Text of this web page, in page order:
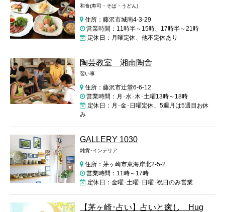
和食(寿司・そば・うどん)
住所：藤沢市城南4-3-29
営業時間：11時半～15時、17時半～21時
定休日：月曜定休、他不定休あり
陶芸教室 湘南陶舎
習い事
住所：藤沢市辻堂6-6-12
営業時間：月･水･木･土曜13時～18時
定休日：月･金･日曜定休、5週月は5週目お休
み
GALLERY 1030
雑貨･インテリア
住所：茅ヶ崎市東海岸北2-5-2
営業時間：11時～17時
定休日：金曜･土曜･日曜･祝日のみ営業
【茅ヶ崎･占い】占いと癒し Hug